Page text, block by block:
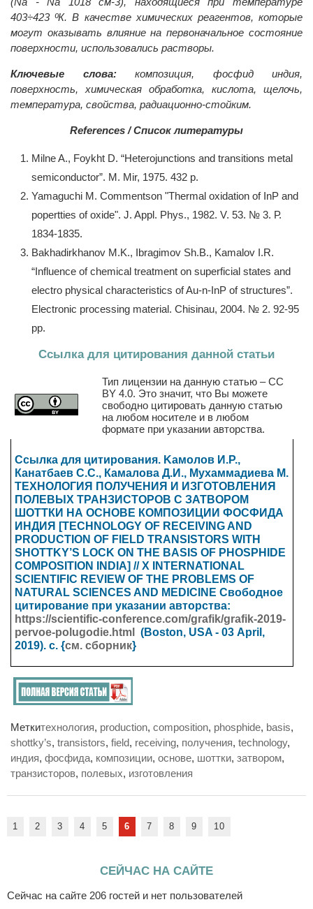
403÷423 ºК. В качестве химических реагентов, которые
могут оказывать влияние на первоначальное состояние
поверхности, использовались растворы.
Ключевые слова:композиция, фосфид индия,
поверхность, химическая обработка, кислота, щелочь,
температура, свойства, радиационно-стойким.
References / Список литературы
Milne A., Foykht D. “Heterojunctions and transitions metal
semiconductor”. M. Mir, 1975. 432 p.
Yamaguchi M. Commentson "Thermal oxidation of InP and
popertties of oxide". J. Appl. Phys., 1982. V. 53. № 3. Р.
1834-1835.
Bakhadirkhanov M.K., Ibragimov Sh.B., Kamalov I.R.
“Influence of chemical treatment on superficial states and
electro physical characteristics of Au-n-InP of structures”.
Electronic processing material. Chisinau, 2004. № 2. 92-95
pp.
Ссылка для цитирования данной статьи
Тип лицензии на данную статью – CC
BY 4.0. Это значит, что Вы можете
свободно цитировать данную статью
на любом носителе и в любом
формате при указании авторства.
Ссылка для цитирования. Kамолов И.Р.,
Канатбаев С.С., Камалова Д.И., Мухаммадиева М.
ТЕХНОЛОГИЯ ПОЛУЧЕНИЯ И ИЗГОТОВЛЕНИЯ
ПОЛЕВЫХ ТРАНЗИСТОРОВ С ЗАТВОРОМ
ШОТТКИ НА ОСНОВЕ КОМПОЗИЦИИ ФОСФИДА
ИНДИЯ [TECHNOLOGY OF RECEIVING AND
PRODUCTION OF FIELD TRANSISTORS WITH
SHOTTKY’S LOCK ON THE BASIS OF PHOSPHIDE
COMPOSITION INDIA] // X INTERNATIONAL
SCIENTIFIC REVIEW OF THE PROBLEMS OF
NATURAL SCIENCES AND MEDICINE Свободное
цитирование при указании авторства:
https://scientific-conference.com/grafik/grafik-2019-
pervoe-polugodie.html
(Boston, USA - 03 April ,
2019). с. {см. сборник}
Меткитехнология, production, composition, phosphide, basis,
shottky’s, transistors, field, receiving, получения, technology,
индия, фосфида, композиции, основе, шоттки, затвором,
транзисторов, полевых, изготовления
1 2 3 4 5 6 7 8 9 10
СЕЙЧАС НА САЙТЕ
Сейчас на сайте 206 гостей и нет пользователей